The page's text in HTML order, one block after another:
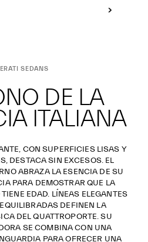
SEDANS
DE LA
ITALIANA
CON SUPERFICIES LISAS Y
DESTACA SIN EXCESOS. EL
ABRAZA LA ESENCIA DE SU
PARA DEMOSTRAR QUE LA
EDAD. LÍNEAS ELEGANTES
DEFINEN LA
DEL QUATTROPORTE. SU
SE COMBINA CON UNA
PARA OFRECER UNA